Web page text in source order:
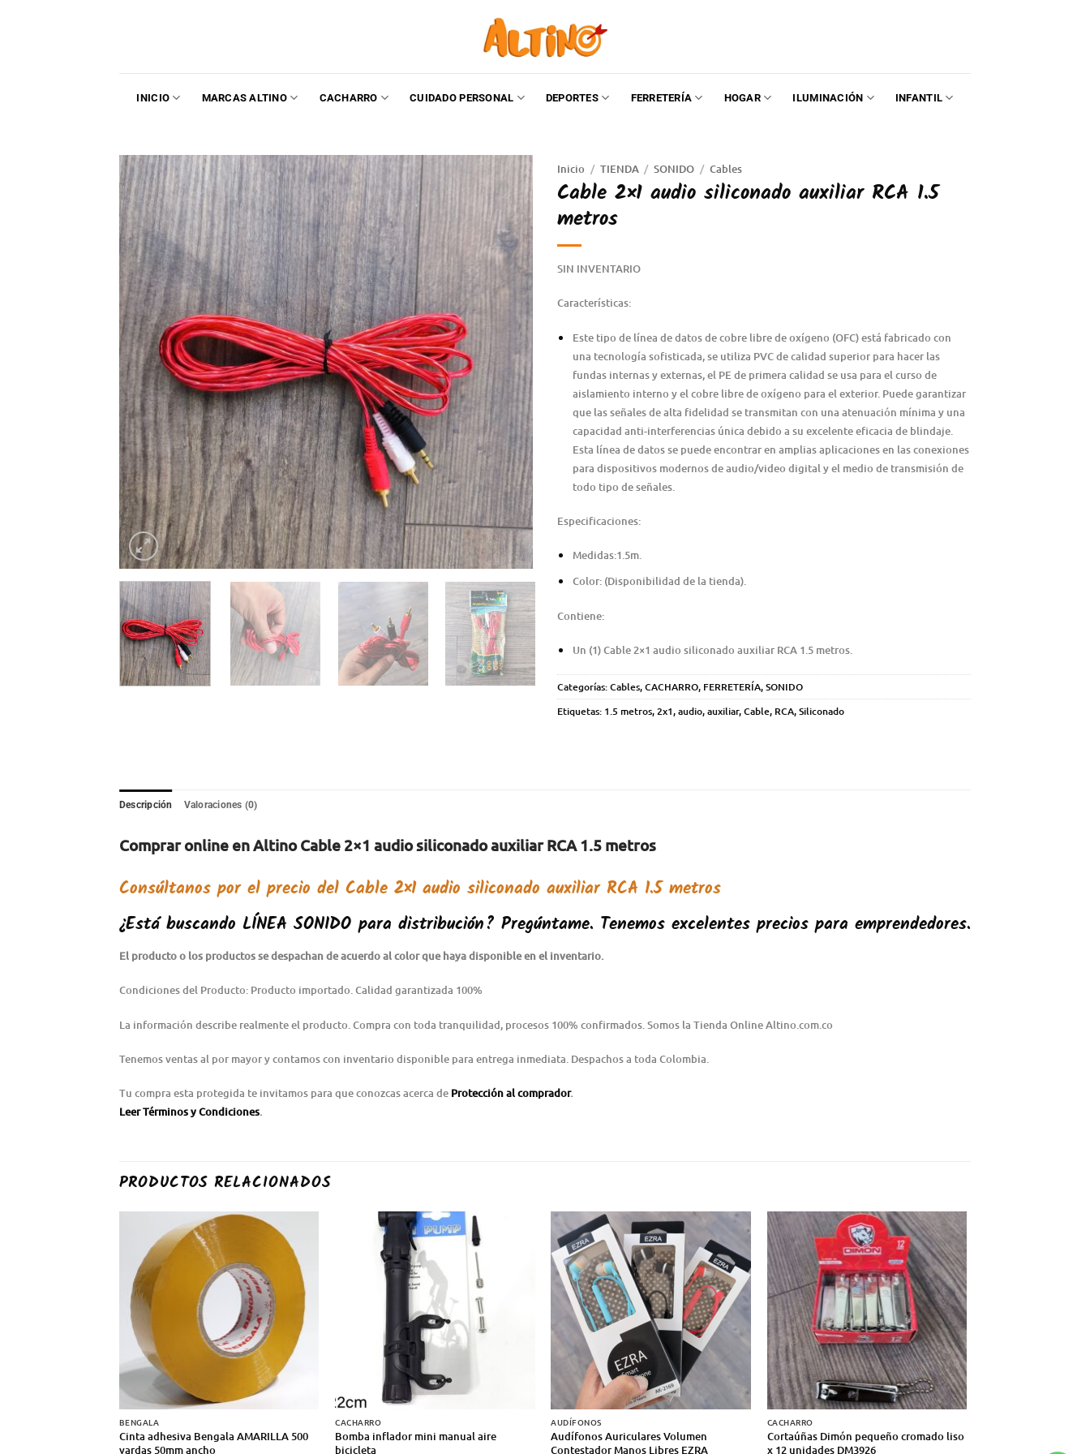
INICIO MARCAS ALTINO CACHARRO CUIDADO PERSONAL DEPORTES FERRETERÍA HOGAR ILUMINACIÓN INFANTIL
Inicio / TIENDA / SONIDO / Cables
Cable 2×1 audio siliconado auxiliar RCA 1.5
metros
SIN INVENTARIO
Características:
Este tipo de línea de datos de cobre libre de oxígeno (OFC) está fabricado con
una tecnología sofisticada, se utiliza PVC de calidad superior para hacer las
fundas internas y externas, el PE de primera calidad se usa para el curso de
aislamiento interno y el cobre libre de oxígeno para el exterior. Puede garantizar
que las señales de alta fidelidad se transmitan con una atenuación mínima y una
capacidad anti-interferencias única debido a su excelente eficacia de blindaje.
Esta línea de datos se puede encontrar en amplias aplicaciones en las conexiones
para dispositivos modernos de audio/video digital y el medio de transmisión de
todo tipo de señales.
Especificaciones:
Medidas:1.5m.
Color: (Disponibilidad de la tienda).
Contiene:
Un (1) Cable 2×1 audio siliconado auxiliar RCA 1.5 metros.
Categorías:Cables,CACHARRO, FERRETERÍA,SONIDO
Etiquetas: 1.5 metros,2x1,audio,auxiliar,Cable, RCA,Siliconado
Descripción Valoraciones (0)
Comprar online en Altino Cable 2×1 audio siliconado auxiliar RCA 1.5 metros
Consúltanos por el precio del Cable 2×1 audio siliconado auxiliar RCA 1.5 metros
¿Está buscando LÍNEA SONIDO para distribución? Pregúntame. Tenemos excelentes precios para emprendedores.
El producto o los productos se despachan de acuerdo al color que haya disponible en el inventario.
Condiciones del Producto: Producto importado. Calidad garantizada 100%
La información describe realmente el producto. Compra con toda tranquilidad, procesos 100% confirmados. Somos la Tienda Online Altino.com.co
Tenemos ventas al por mayor y contamos con inventario disponible para entrega inmediata. Despachos a toda Colombia.
Tu compra esta protegida te invitamos para que conozcas acerca de Protección al comprador.
Leer Términos y Condiciones.
PRODUCTOS RELACIONADOS
BENGALA
Cinta adhesiva Bengala AMARILLA 500
yardas 50mm ancho
CACHARRO
Bomba inflador mini manual aire
bicicleta
AUDÍFONOS
Audífonos Auriculares Volumen
Contestador Manos Libres EZRA
CACHARRO
Cortaúñas Dimón pequeño cromado liso
x 12 unidades DM3926
acero inoxidable 8